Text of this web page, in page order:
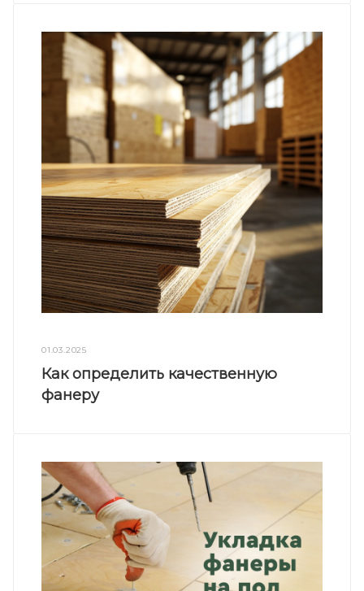
01.03.2025
Как определить качественную
фанеру